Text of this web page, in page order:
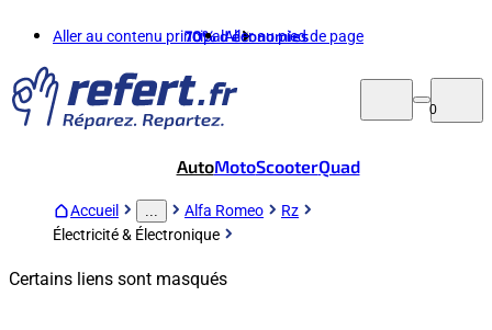
Aller au contenu principalAller au pied de page
70%d'économies
0
AutoMotoScooterQuad
Accueil Alfa Romeo
Rz
Électricité & Électronique
Certains liens sont masqués